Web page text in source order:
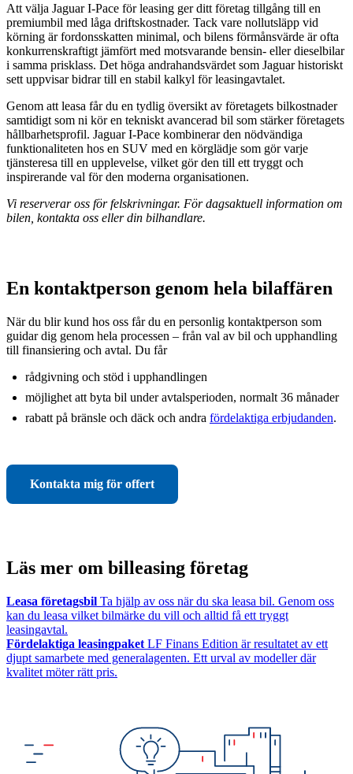
Att välja Jaguar I-Pace för leasing ger ditt företag tillgång till en
premiumbil med låga driftskostnader. Tack vare nollutsläpp vid
körning är fordonsskatten minimal, och bilens förmånsvärde är ofta
konkurrenskraftigt jämfört med motsvarande bensin- eller dieselbilar
i samma prisklass. Det höga andrahandsvärdet som Jaguar historiskt
sett uppvisar bidrar till en stabil kalkyl för leasingavtalet.
Genom att leasa får du en tydlig översikt av företagets bilkostnader
samtidigt som ni kör en tekniskt avancerad bil som stärker företagets
hållbarhetsprofil. Jaguar I-Pace kombinerar den nödvändiga
funktionaliteten hos en SUV med en körglädje som gör varje
tjänsteresa till en upplevelse, vilket gör den till ett tryggt och
inspirerande val för den moderna organisationen.
Vi reserverar oss för felskrivningar. För dagsaktuell information om
bilen, kontakta oss eller din bilhandlare.
En kontaktperson genom hela bilaffären
När du blir kund hos oss får du en personlig kontaktperson som
guidar dig genom hela processen – från val av bil och upphandling
till finansiering och avtal. Du får
rådgivning och stöd i upphandlingen
möjlighet att byta bil under avtalsperioden, normalt 36 månader
rabatt på bränsle och däck och andra fördelaktiga erbjudanden.
Kontakta mig för offert
Läs mer om billeasing företag
Leasa företagsbil Ta hjälp av oss när du ska leasa bil. Genom oss
kan du leasa vilket bilmärke du vill och alltid få ett tryggt
leasingavtal.
Fördelaktiga leasingpaket LF Finans Edition är resultatet av ett
djupt samarbete med generalagenten. Ett urval av modeller där
kvalitet möter rätt pris.